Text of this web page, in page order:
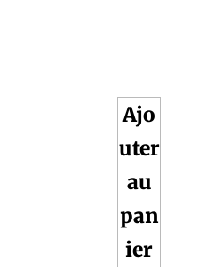
Ajo
uter
au
pan
ier